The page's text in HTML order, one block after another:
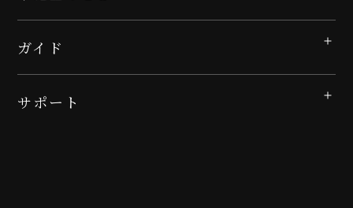
ガイド
サポート